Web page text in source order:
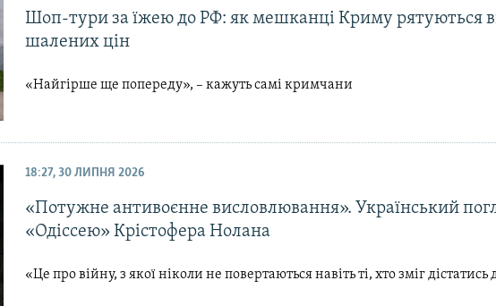
Шоп-тури за їжею до РФ: як мешканці Криму рятуються
шалених цін
«Найгірше ще попереду», – кажуть самі кримчани
18:27, 30 ЛИПНЯ 2026
«Потужне антивоєнне висловлювання». Український
«Одіссею» Крістофера Нолана
«Це про війну, з якої ніколи не повертаються навіть ті, хто зміг дістатись